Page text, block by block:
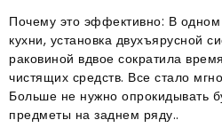
Почему это эффективно: В
кухни, установка двухъярусной
раковиной вдвое сократила
чистящих средств. Все стало
Больше не нужно опрокидывать
предметы на заднем ряду..